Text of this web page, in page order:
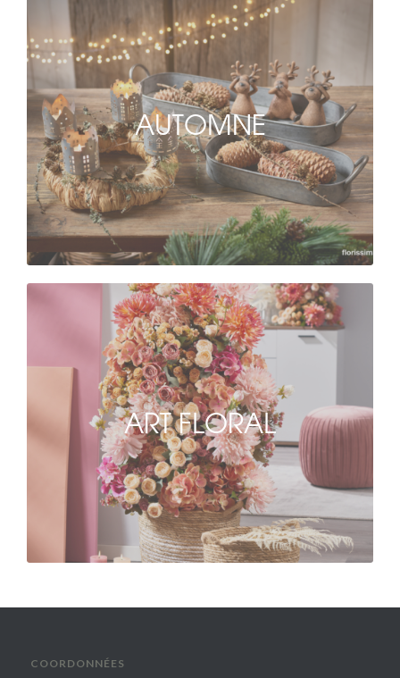
AUTOMNE
ART FLORAL
COORDONNÉES